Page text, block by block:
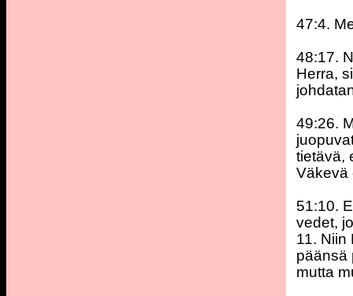
47:4.
48:17.
Herra,
49:26.
tietävä,
Väkevä
51:10.
vedet,
11. Niin
päänsä
mutta